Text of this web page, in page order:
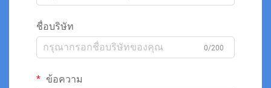
ชื่อบริษัท
0/200
ข้อความ